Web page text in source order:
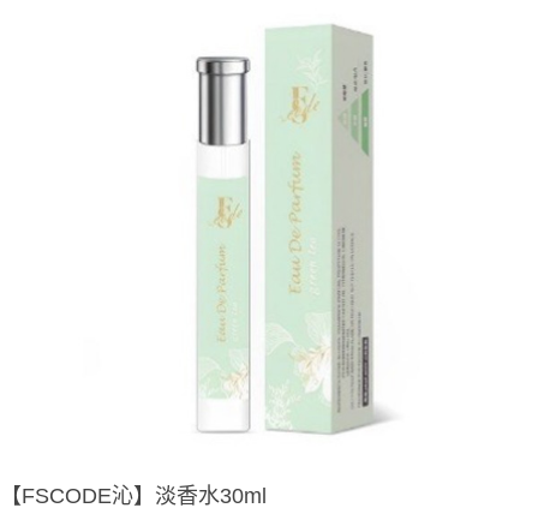
５．嚴禁一人註冊多個帳號或使用他人資訊註冊。若發現惡意使用之情形，
恩沛科技股份有限公司將有權停止該用戶之使用額度並採取法律行動。
每筆NT$80，滿NT$290(含以上)免運費
【FSCODE沁】淡香水30ml